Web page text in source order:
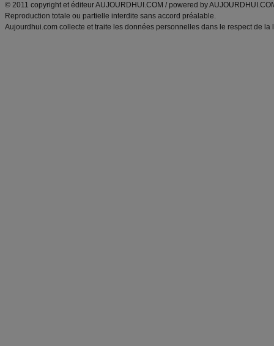
© 2011 copyright et éditeur AUJOURDHUI.COM / powered by
Reproduction totale ou partielle interdite sans accord préalable.
Aujourdhui.com collecte et traite les données personnelles dans le respect de